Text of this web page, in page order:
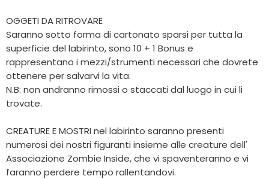
OGGETI DA RITROVARE
Saranno sotto forma di cartonato sparsi per tutta la
superficie del labirinto, sono 10 + 1 Bonus e
rappresentano i mezzi/strumenti necessari che dovrete
ottenere per salvarvi la vita.
N.B: non andranno rimossi o staccati dal luogo in cui li
trovate.
CREATURE E MOSTRI nel labirinto saranno presenti
numerosi dei nostri figuranti insieme alle creature dell'
Associazione Zombie Inside, che vi spaventeranno e vi
faranno perdere tempo rallentandovi.